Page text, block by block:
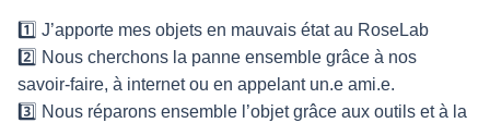
1️⃣ J’apporte mes objets en mauvais état au RoseLab
2️⃣ Nous cherchons la panne ensemble grâce à nos
savoir-faire, à internet ou en appelant un.e ami.e.
3️⃣ Nous réparons ensemble l’objet grâce aux outils et à la